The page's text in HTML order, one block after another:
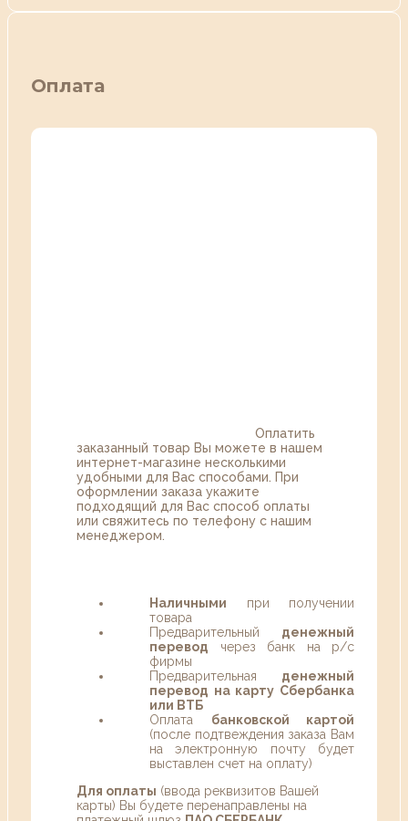
Оплата
Оплатить
заказанный товар Вы можете в нашем
интернет-магазине несколькими
удобными для Вас способами. При
оформлении заказа укажите
подходящий для Вас способ оплаты
или свяжитесь по телефону с нашим
менеджером.
Наличными при получении
товара
Предварительный денежный
перевод через банк на р/с
фирмы
Предварительная денежный
перевод на карту Сбербанка
или ВТБ
Оплата банковской картой
(после подтвеждения заказа Вам
на электронную почту будет
выставлен счет на оплату)
Для оплаты (ввода реквизитов Вашей
карты) Вы будете перенаправлены на